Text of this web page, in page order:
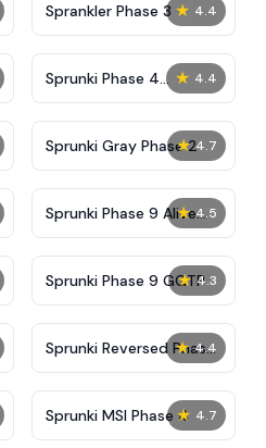
★ 4.4
Sprankler Phase 3
★ 4.4
Sprunki Phase 4
Alternate Edition
★ 4.7
Sprunki Gray Phase 2
★ 4.5
Sprunki Phase 9 Alive
And Malediction
★ 4.3
Sprunki Phase 9 GGTP
★ 4.4
Sprunki Reversed Phase
3 Definitive
★ 4.7
Sprunki MSI Phase 4